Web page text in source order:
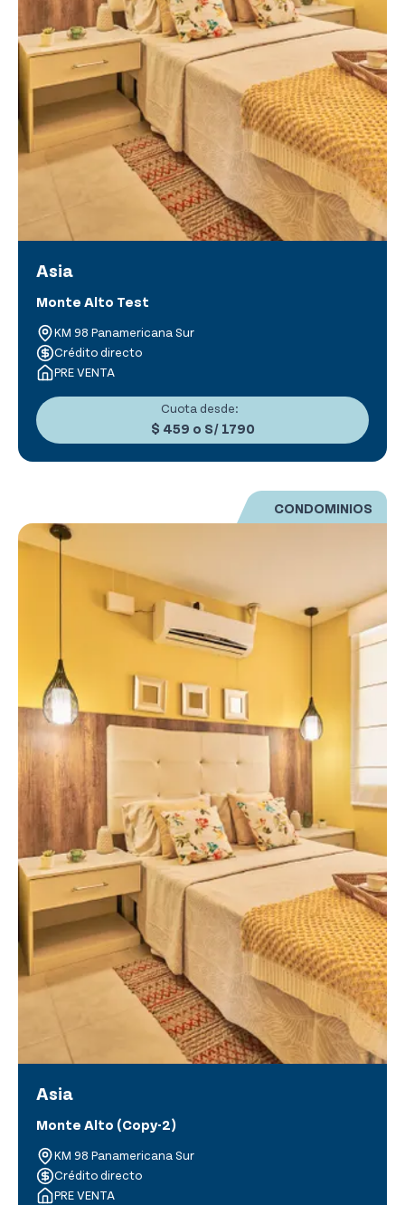
Asia
Monte Alto Test
KM 98 Panamericana Sur
Crédito directo
PRE VENTA
Cuota desde:
$ 459 o S/ 1790
CONDOMINIOS
Asia
Monte Alto (Copy-2)
KM 98 Panamericana Sur
Crédito directo
PRE VENTA